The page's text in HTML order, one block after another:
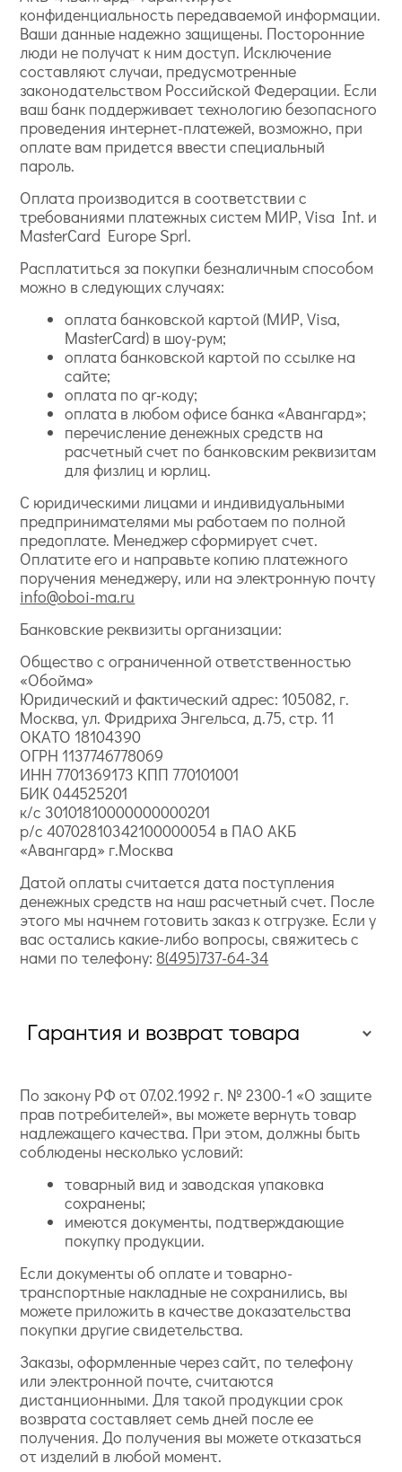
конфиденциальность передаваемой информации.
Ваши данные надежно защищены. Посторонние
люди не получат к ним доступ. Исключение
составляют случаи, предусмотренные
законодательством Российской Федерации. Если
ваш банк поддерживает технологию безопасного
проведения интернет-платежей, возможно, при
оплате вам придется ввести специальный
пароль.
Оплата производится в соответствии с
требованиями платежных систем МИР, Visa Int. и
MasterCard Europe Sprl.
Расплатиться за покупки безналичным способом
можно в следующих случаях:
оплата банковской картой (МИР, Visa,
MasterCard) в шоу-рум;
оплата банковской картой по ссылке на
сайте;
оплата по qr-коду;
оплата в любом офисе банка «Авангард»;
перечисление денежных средств на
расчетный счет по банковским реквизитам
для физлиц и юрлиц.
С юридическими лицами и индивидуальными
предпринимателями мы работаем по полной
предоплате. Менеджер сформирует счет.
Оплатите его и направьте копию платежного
поручения менеджеру, или на электронную почту
info@oboi-ma.ru
Банковские реквизиты организации:
Общество с ограниченной ответственностью
«Обойма»
Юридический и фактический адрес: 105082, г.
Москва, ул. Фридриха Энгельса, д.75, стр. 11
ОКАТО 18104390
ОГРН 1137746778069
ИНН 7701369173 КПП 770101001
БИК 044525201
к/с 30101810000000000201
р/с 40702810342100000054 в ПАО АКБ
«Авангард» г.Москва
Датой оплаты считается дата поступления
денежных средств на наш расчетный счет. После
этого мы начнем готовить заказ к отгрузке. Если у
вас остались какие-либо вопросы, свяжитесь с
нами по телефону: 8(495)737-64-34
Гарантия и возврат товара
По закону РФ от 07.02.1992 г. № 2300-1 «О защите
прав потребителей», вы можете вернуть товар
надлежащего качества. При этом, должны быть
соблюдены несколько условий:
товарный вид и заводская упаковка
сохранены;
имеются документы, подтверждающие
покупку продукции.
Если документы об оплате и товарно-
транспортные накладные не сохранились, вы
можете приложить в качестве доказательства
покупки другие свидетельства.
Заказы, оформленные через сайт, по телефону
или электронной почте, считаются
дистанционными. Для такой продукции срок
возврата составляет семь дней после ее
получения. До получения вы можете отказаться
от изделий в любой момент.